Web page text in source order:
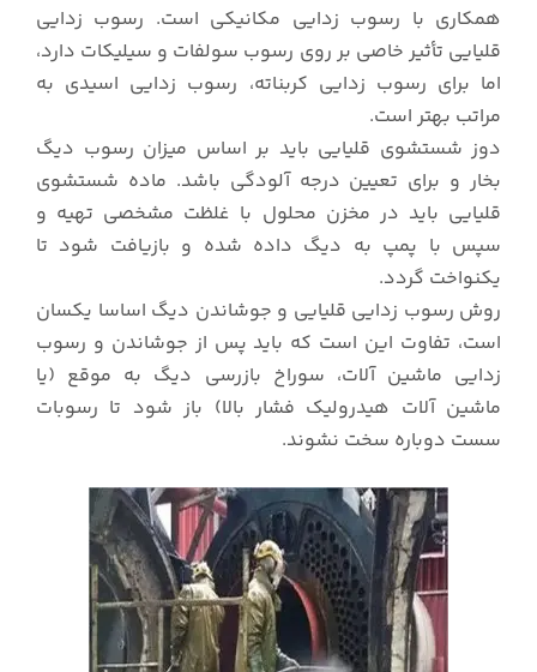
همکاری با رسوب زدایی مکانیکی است. رسوب زدایی
قلیایی تأثیر خاصی بر روی رسوب سولفات و سیلیکات دارد،
اما برای رسوب زدایی کربناته، رسوب زدایی اسیدی به
مراتب بهتر است.
دوز شستشوی قلیایی باید بر اساس میزان رسوب دیگ
بخار و برای تعیین درجه آلودگی باشد. ماده شستشوی
قلیایی باید در مخزن محلول با غلظت مشخصی تهیه و
سپس با پمپ به دیگ داده شده و بازیافت شود تا
یکنواخت گردد.
روش رسوب زدایی قلیایی و جوشاندن دیگ اساسا یکسان
است، تفاوت این است که باید پس از جوشاندن و رسوب
زدایی ماشین آلات، سوراخ بازرسی دیگ به موقع (یا
ماشین آلات هیدرولیک فشار بالا) باز شود تا رسوبات
سست دوباره سخت نشوند.